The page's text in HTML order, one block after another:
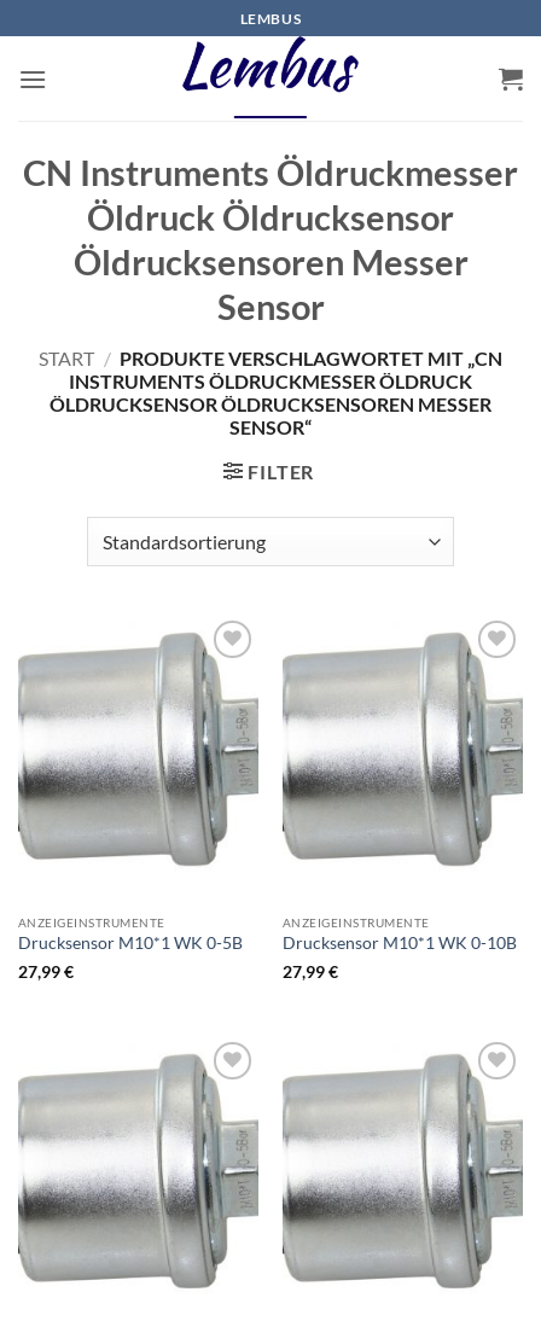
Inhalt
springen
LEMBUS
CN Instruments Öldruckmesser
Öldruck Öldrucksensor
Öldrucksensoren Messer
Sensor
START / PRODUKTE VERSCHLAGWORTET MIT „CN
INSTRUMENTS ÖLDRUCKMESSER ÖLDRUCK
ÖLDRUCKSENSOR ÖLDRUCKSENSOREN MESSER
SENSOR“
FILTER
ANZEIGEINSTRUMENTE
Drucksensor M10*1 WK 0-5B
27,99€
ANZEIGEINSTRUMENTE
Drucksensor M10*1 WK 0-10B
27,99€